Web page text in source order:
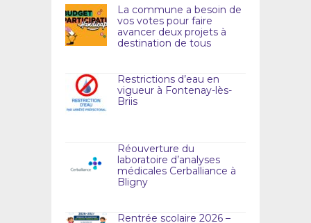
La commune a besoin de
vos votes pour faire
avancer deux projets à
destination de tous
Restrictions d’eau en
vigueur à Fontenay-lès-
Briis
Réouverture du
laboratoire d’analyses
médicales Cerballiance à
Bligny
Rentrée scolaire 2026 –